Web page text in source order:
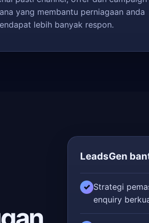
yang membantu perniagaan anda
lebih banyak respon.
LeadsGen
✓ Strategi
enquiry